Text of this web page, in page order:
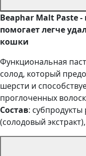
Beaphar Malt Paste -
помогает легче
кошки
Функциональная
солод, который
шерсти и
проглоченных
Состав:
(солодовый